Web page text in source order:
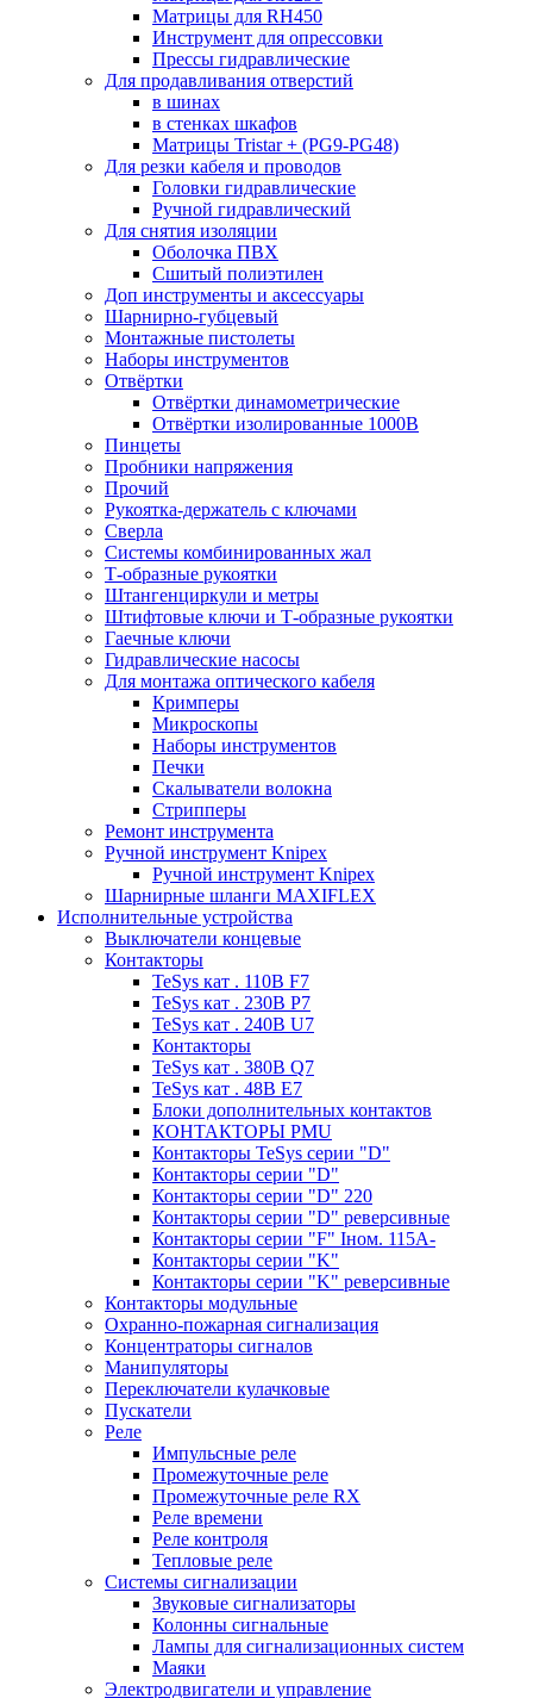
Матрицы для RH450
Инструмент для опрессовки
Прессы гидравлические
Для продавливания отверстий
в шинах
в стенках шкафов
Матрицы Tristar + (PG9-PG48)
Для резки кабеля и проводов
Головки гидравлические
Ручной гидравлический
Для снятия изоляции
Оболочка ПВХ
Сшитый полиэтилен
Доп инструменты и аксессуары
Шарнирно-губцевый
Монтажные пистолеты
Наборы инструментов
Отвёртки
Отвёртки динамометрические
Отвёртки изолированные 1000В
Пинцеты
Пробники напряжения
Прочий
Рукоятка-держатель с ключами
Сверла
Системы комбинированных жал
Т-образные рукоятки
Штангенциркули и метры
Штифтовые ключи и Т-образные рукоятки
Гаечные ключи
Гидравлические насосы
Для монтажа оптического кабеля
Кримперы
Микроскопы
Наборы инструментов
Печки
Скалыватели волокна
Стрипперы
Ремонт инструмента
Ручной инструмент Knipex
Ручной инструмент Knipex
Шарнирные шланги MAXIFLEX
Исполнительные устройства
Выключатели концевые
Контакторы
TeSys кат . 110В F7
TeSys кат . 230В P7
TeSys кат . 240В U7
Контакторы
TeSys кат . 380В Q7
TeSys кат . 48В E7
Блоки дополнительных контактов
КОНТАКТОРЫ PMU
Контакторы TeSys серии "D"
Контакторы серии "D"
Контакторы серии "D" 220
Контакторы серии "D" реверсивные
Контакторы серии "F" Iном. 115А-
Контакторы серии "K"
Контакторы серии "K" реверсивные
Контакторы модульные
Охранно-пожарная сигнализация
Концентраторы сигналов
Манипуляторы
Переключатели кулачковые
Пускатели
Реле
Импульсные реле
Промежуточные реле
Промежуточные реле RX
Реле времени
Реле контроля
Тепловые реле
Системы сигнализации
Звуковые сигнализаторы
Колонны сигнальные
Лампы для сигнализационных систем
Маяки
Электродвигатели и управление